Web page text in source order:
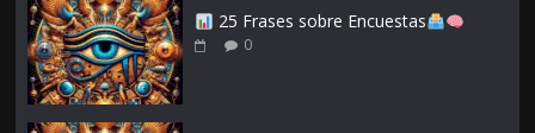
25 Frases sobre Encuestas
0